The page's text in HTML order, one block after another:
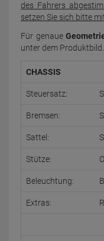
des Fahrers
setzen Sie sich bitte
Für genaue
unter dem Produktbild.
CHASSIS
Steuersatz:
Bremsen:
Sattel:
Stütze:
Beleuchtung:
Extras: